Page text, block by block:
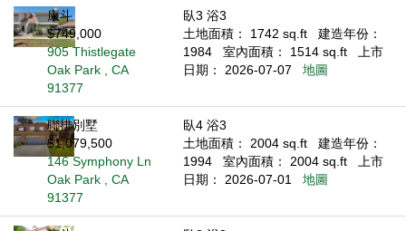
康斗
$749,000
905 Thistlegate
Oak Park , CA
91377
臥3 浴3
土地面積： 1742 sq.ft
建造年份：
1984
室內面積： 1514 sq.ft
上市
日期： 2026-07-07
地圖
聯排別墅
$1,079,500
146 Symphony Ln
Oak Park , CA
91377
臥4 浴3
土地面積： 2004 sq.ft
建造年份：
1994
室內面積： 2004 sq.ft
上市
日期： 2026-07-01
地圖